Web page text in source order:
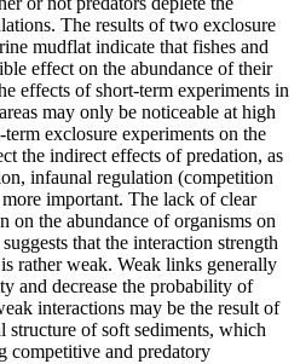
The results of two exclosure
mudflat indicate that fishes and
effect on the abundance of their
effects of short-term experiments in
may only be noticeable at high
exclosure experiments on the
the indirect effects of predation, as
infaunal regulation (competition
important. The lack of clear
on the abundance of organisms on
that the interaction strength
rather weak. Weak links generally
and decrease the probability of
interactions may be the result of
structure of soft sediments, which
competitive and predatory